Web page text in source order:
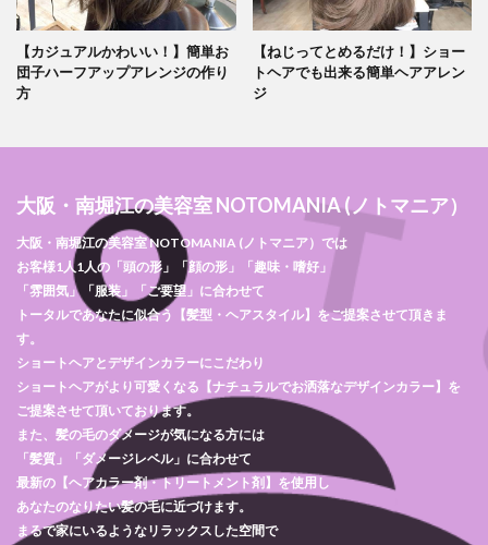
【カジュアルかわいい！】簡単お
団子ハーフアップアレンジの作り
方
【ねじってとめるだけ！】ショー
トヘアでも出来る簡単ヘアアレン
ジ
大阪・南堀江の美容室 NOTOMANIA (ノトマニア）
大阪・南堀江の美容室 NOTOMANIA (ノトマニア）では
お客様1人1人の「頭の形」「顔の形」「趣味・嗜好」
「雰囲気」「服装」「ご要望」に合わせて
トータルであなたに似合う【髪型・ヘアスタイル】をご提案させて頂きま
す。
ショートヘアとデザインカラーにこだわり
ショートヘアがより可愛くなる【ナチュラルでお洒落なデザインカラー】を
ご提案させて頂いております。
また、髪の毛のダメージが気になる方には
「髪質」「ダメージレベル」に合わせて
最新の【ヘアカラー剤・トリートメント剤】を使用し
あなたのなりたい髪の毛に近づけます。
まるで家にいるようなリラックスした空間で